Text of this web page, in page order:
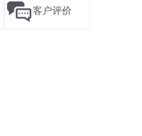
客户评价